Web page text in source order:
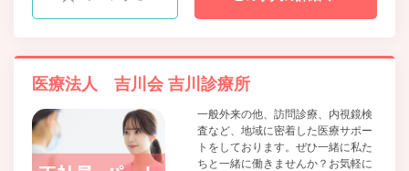
医療法人 吉川会 吉川診療所
一般外来の他、訪問診療、内視鏡検
査など、地域に密着した医療サポー
トをしております。ぜひ一緒に私た
ちと一緒に働きませんか？お気軽に